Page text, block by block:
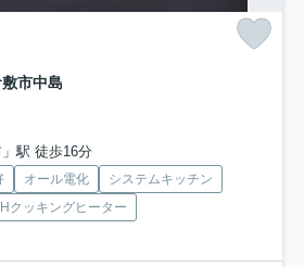
市中島
駅 徒歩16分
オール電化
システムキッチン
IHクッキングヒーター